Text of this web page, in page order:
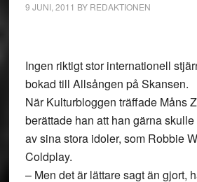
9 JUNI, 2011 BY REDAKTIONEN
Ingen riktigt stor internationell
bokad till Allsången på Skansen.
När Kulturbloggen träffade Måns
berättade han att han gärna
av sina stora idoler, som Robbie
Coldplay.
– Men det är lättare sagt än gjort,